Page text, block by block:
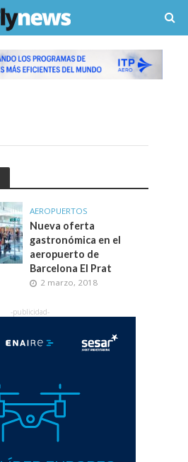
AEROPUERTOS
Nueva oferta
gastronómica en el
aeropuerto de
Barcelona El Prat
2 marzo, 2018